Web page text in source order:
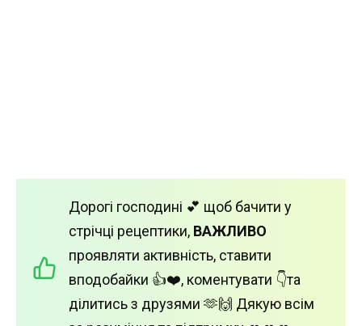
Дорогі господині 💕 щоб бачити у
стрічці рецептики, ВАЖЛИВО
проявляти активність, ставити
вподобайки 👍❤️, коментувати 👇та
ділитись з друзями 🫶🙌 Дякую всім